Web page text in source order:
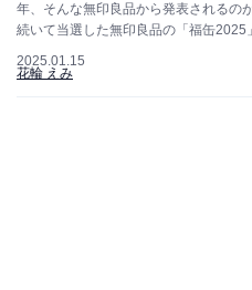
年、そんな無印良品から発表されるの
続いて当選した無印良品の「福缶2025
2025.01.15
花輪 えみ